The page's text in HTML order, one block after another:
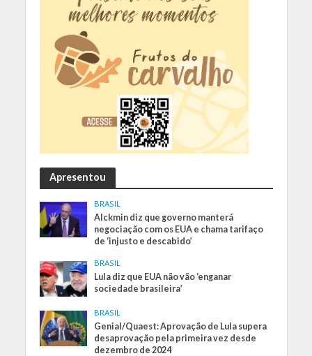
Apresentou
BRASIL
Alckmin diz que governo manterá
negociação com os EUA e chama tarifaço
de ‘injusto e descabido’
BRASIL
Lula diz que EUA não vão ‘enganar
sociedade brasileira’
BRASIL
Genial/Quaest: Aprovação de Lula supera
desaprovação pela primeira vez desde
dezembro de 2024